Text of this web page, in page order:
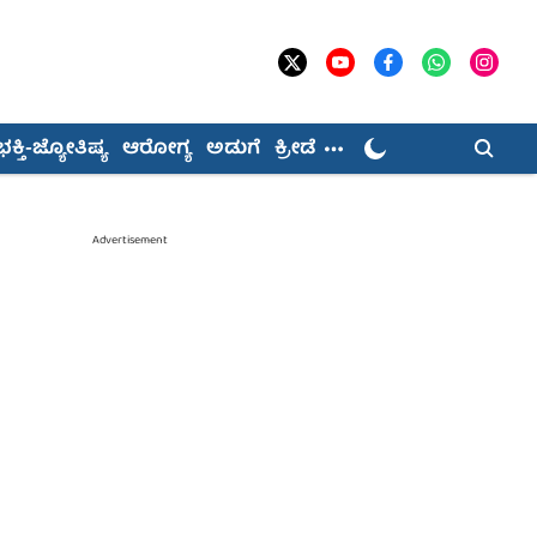
ಜ್ಯೋತಿಷ್ಯ ಆರೋಗ್ಯ ಅಡುಗೆ ಕ್ರೀಡೆ
Advertisement